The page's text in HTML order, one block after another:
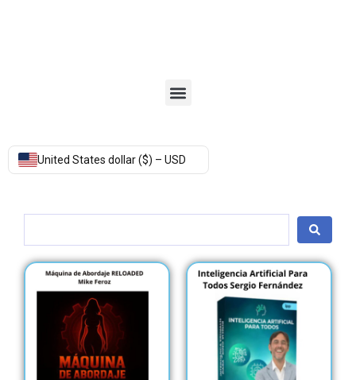
Menu
United States dollar ($) – USD